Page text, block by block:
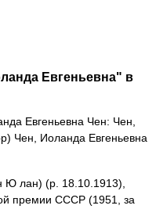
Евгеньевна" в
Евгеньевна Чен: Чен,
Чен, Иоланда Евгеньевна
лан) (р. 18.10.1913),
премии СССР (1951, за